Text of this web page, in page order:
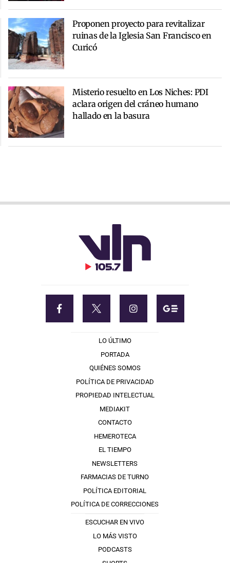
Proponen proyecto para revitalizar
ruinas de la Iglesia San Francisco en
Curicó
Misterio resuelto en Los Niches: PDI
aclara origen del cráneo humano
hallado en la basura
LO ÚLTIMO
PORTADA
QUIÉNES SOMOS
POLÍTICA DE PRIVACIDAD
PROPIEDAD INTELECTUAL
MEDIAKIT
CONTACTO
HEMEROTECA
EL TIEMPO
NEWSLETTERS
FARMACIAS DE TURNO
POLÍTICA EDITORIAL
POLÍTICA DE CORRECCIONES
ESCUCHAR EN VIVO
LO MÁS VISTO
PODCASTS